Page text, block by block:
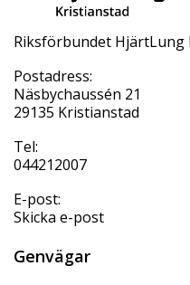
Riksförbundet HjärtLung
Postadress:
Näsbychaussén 21
29135 Kristianstad
Tel:
044212007
E-post:
Skicka e-post
Genvägar